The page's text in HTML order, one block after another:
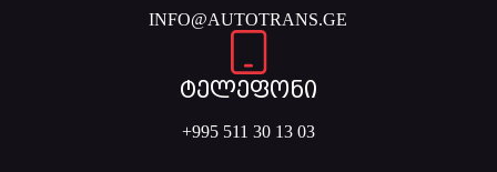
INFO@AUTOTRANS.GE
ტელეფონი
+995 511 30 13 03